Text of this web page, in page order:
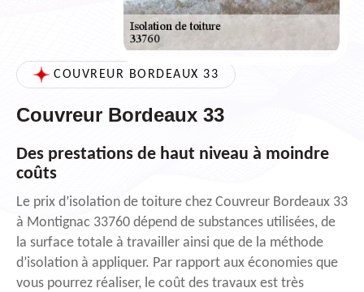
COUVREUR BORDEAUX 33
Couvreur Bordeaux 33
Des prestations de haut niveau à moindre
coûts
Le prix d’isolation de toiture chez Couvreur Bordeaux 33
à Montignac 33760 dépend de substances utilisées, de
la surface totale à travailler ainsi que de la méthode
d’isolation à appliquer. Par rapport aux économies que
vous pourrez réaliser, le coût des travaux est très